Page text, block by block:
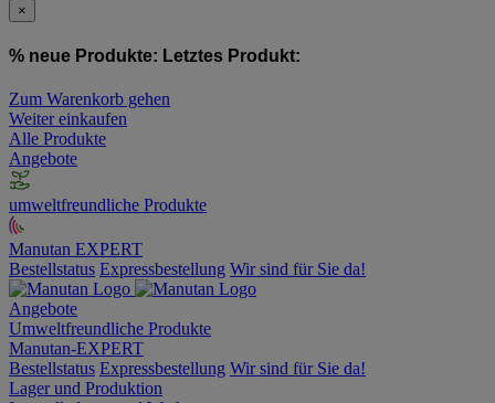
×
% neue Produkte: Letztes Produkt:
Zum Warenkorb gehen
Weiter einkaufen
Alle Produkte
Angebote
umweltfreundliche Produkte
Manutan EXPERT
Bestellstatus Expressbestellung Wir sind für Sie da!
Angebote
Umweltfreundliche Produkte
Manutan-EXPERT
Bestellstatus Expressbestellung Wir sind für Sie da!
Lager und Produktion